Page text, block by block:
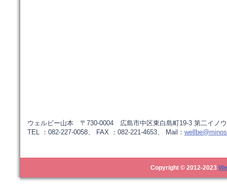
ウェルビー山本 〒730-0004 広島市中区東白島町19-3 第二イノ
TEL ：082-227-0058、 FAX ：082-221-4653、 Mail：
Copyright © 2012-2023